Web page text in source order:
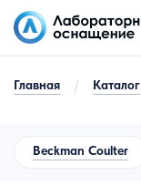
Главная / Каталог
Beckman Coulter